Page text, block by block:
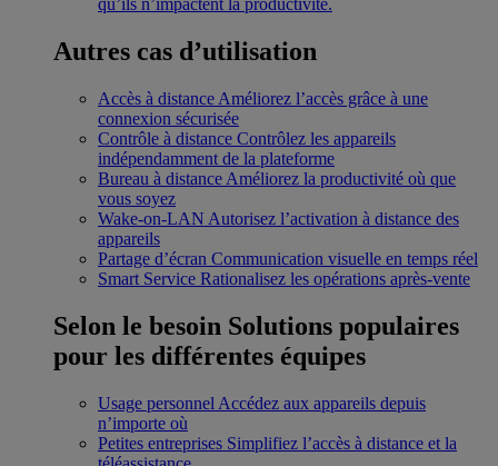
qu’ils n’impactent la productivité.
Autres cas d’utilisation
Accès à distance Améliorez l’accès grâce à une
connexion sécurisée
Contrôle à distance Contrôlez les appareils
indépendamment de la plateforme
Bureau à distance Améliorez la productivité où que
vous soyez
Wake-on-LAN Autorisez l’activation à distance des
appareils
Partage d’écran Communication visuelle en temps réel
Smart Service Rationalisez les opérations après-vente
Selon le besoin Solutions populaires
pour les différentes équipes
Usage personnel Accédez aux appareils depuis
n’importe où
Petites entreprises Simplifiez l’accès à distance et la